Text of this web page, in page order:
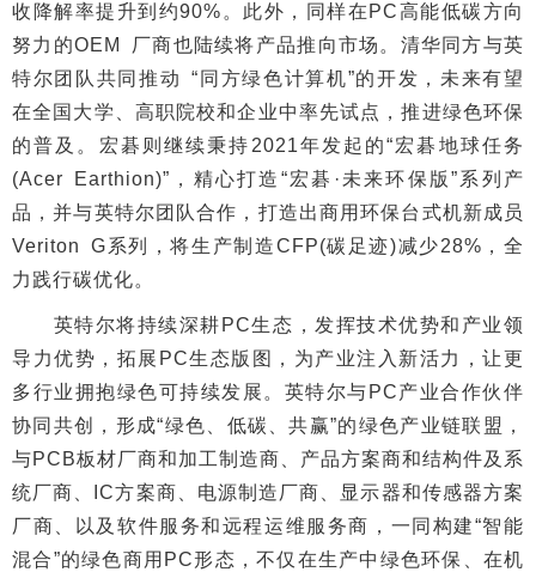
收降解率提升到约90%。此外，同样在PC高能低碳方向
努力的OEM 厂商也陆续将产品推向市场。清华同方与英
特尔团队共同推动 “同方绿色计算机”的开发，未来有望
在全国大学、高职院校和企业中率先试点，推进绿色环保
的普及。宏碁则继续秉持2021年发起的“宏碁地球任务
(Acer Earthion)”，精心打造“宏碁·未来环保版”系列产
品，并与英特尔团队合作，打造出商用环保台式机新成员
Veriton G系列，将生产制造CFP(碳足迹)减少28%，全
力践行碳优化。
英特尔将持续深耕PC生态，发挥技术优势和产业领
导力优势，拓展PC生态版图，为产业注入新活力，让更
多行业拥抱绿色可持续发展。英特尔与PC产业合作伙伴
协同共创，形成“绿色、低碳、共赢”的绿色产业链联盟，
与PCB板材厂商和加工制造商、产品方案商和结构件及系
统厂商、IC方案商、电源制造厂商、显示器和传感器方案
厂商、以及软件服务和远程运维服务商，一同构建“智能
混合”的绿色商用PC形态，不仅在生产中绿色环保、在机